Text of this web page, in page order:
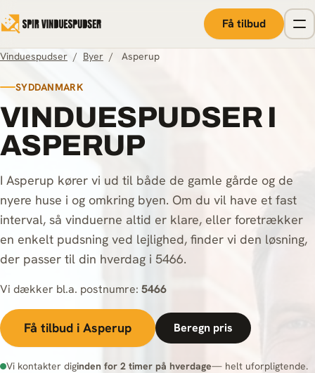
Få tilbud
Vinduespudser / Byer / Asperup
SYDDANMARK
VINDUESPUDSER I
ASPERUP
I Asperup kører vi ud til både de gamle gårde og de
nyere huse i og omkring byen. Om du vil have et fast
interval, så vinduerne altid er klare, eller foretrækker
en enkelt pudsning ved lejlighed, finder vi den løsning,
der passer til din hverdag i 5466.
Vi dækker bl.a. postnumre: 5466
Få tilbud i Asperup Beregn pris
Vi kontakter diginden for 2 timer på hverdage— helt uforpligtende.